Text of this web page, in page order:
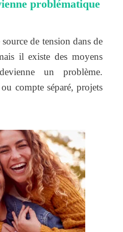
problématique
de tension dans de
il existe des moyens
un problème.
compte séparé, projets